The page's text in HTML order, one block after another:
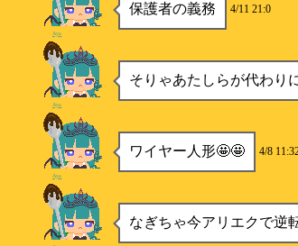
保護者の義務 4/11 21:0
Aya
そりゃあたしらが代わり
Aya
ワイヤー人形🤩🤩 4/8
Aya
なぎちゃ今アリエクで逆